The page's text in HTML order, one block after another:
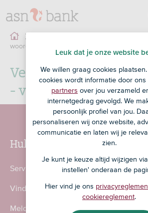
woord - Game 9 jaar - vraag 4 nee
Verklarend woord -
- vraag 4 nee
Hulp nodig?
Service en contact
Vind een ASN-kantoor
Meld fraude en incidenten
Leuk dat je onze website
We willen graag cookies
cookies wordt informatie door ons
partners over jou verzameld
internetgedrag gevolgd. We
persoonlijk profiel van jou.
personaliseren wij onze website,
communicatie en laten wij je
zien.
Je kunt je keuze altijd wijzigen
instellen' onderaan de
Hier vind je ons
cookiereglement.